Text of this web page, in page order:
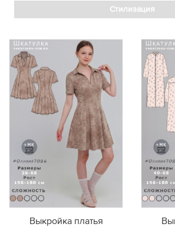
Выкройка платья
Стилизация